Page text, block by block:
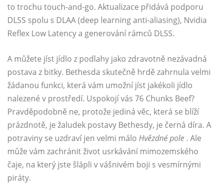
to trochu touch-and-go. Aktualizace přidává podporu
DLSS spolu s DLAA (deep learning anti-aliasing), Nvidia
Reflex Low Latency a generování rámců DLSS.
A můžete jíst jídlo z podlahy jako zdravotně nezávadná
postava z bitky. Bethesda skutečně hrdě zahrnula velmi
žádanou funkci, která vám umožní jíst jakékoli jídlo
nalezené v prostředí. Uspokojí vás 76 Chunks Beef?
Pravděpodobně ne, protože jediná věc, která se blíží
prázdnotě, je žaludek postavy Bethesdy, je černá díra. A
potraviny se uzdraví jen velmi málo Hvězdné pole . Ale
může vám zachránit život usrkávání mimozemského
čaje, na který jste šlápli v vášnivém boji s vesmírnými
piráty.